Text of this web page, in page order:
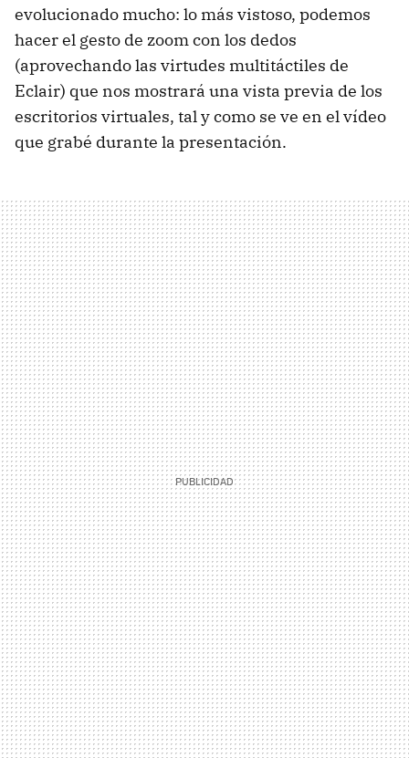
evolucionado mucho: lo más vistoso, podemos
hacer el gesto de zoom con los dedos
(aprovechando las virtudes multitáctiles de
Eclair) que nos mostrará una vista previa de los
escritorios virtuales, tal y como se ve en el vídeo
que grabé durante la presentación.